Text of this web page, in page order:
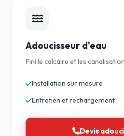
Adoucisseur d'eau
Fini le calcaire et les
Installation sur mesure
Entretien et rechargement
Devis